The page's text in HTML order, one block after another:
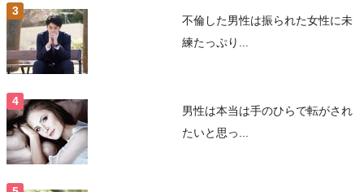
不倫した男性は振られた女性に未
練たっぷり...
男性は本当は手のひらで転がされ
たいと思っ...